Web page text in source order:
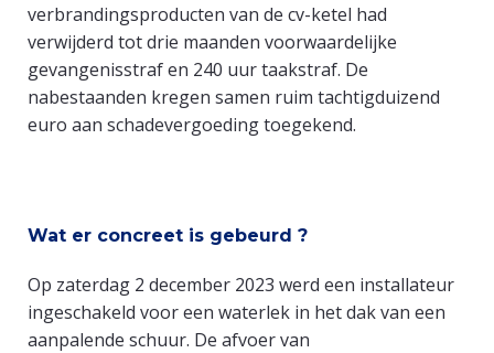
verbrandingsproducten van de cv-ketel had
verwijderd tot drie maanden voorwaardelijke
gevangenisstraf en 240 uur taakstraf. De
nabestaanden kregen samen ruim tachtigduizend
euro aan schadevergoeding toegekend.
​​Wat er concreet is gebeurd ?
​Op zaterdag 2 december 2023 werd een installateur
ingeschakeld voor een waterlek in het dak van een
aanpalende schuur. De afvoer van